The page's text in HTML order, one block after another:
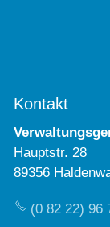
Kontakt
Hauptstr. 28
89356
(0 82 22) 96